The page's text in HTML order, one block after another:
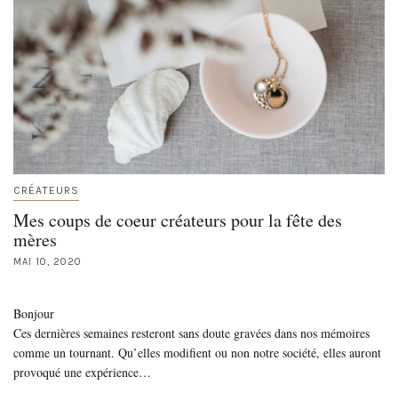
CRÉATEURS
Mes coups de coeur créateurs pour la fête des
mères
MAI 10, 2020
Bonjour
Ces dernières semaines resteront sans doute gravées dans nos mémoires
comme un tournant. Qu’elles modifient ou non notre société, elles auront
provoqué une expérience…